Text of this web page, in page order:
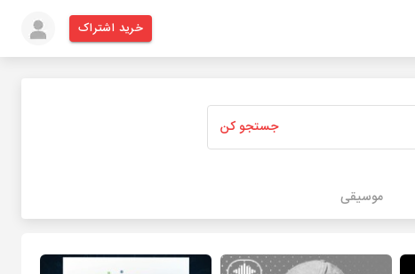
خرید اشتراک
جستجو کن
موسیقی